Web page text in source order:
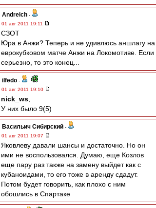
Andreich -
01 авг 2011 19:11
СЗОТ
Юра в Анжи? Теперь и не удивлюсь аншлагу на
еврокубковом матче Анжи на Локомотиве. Если
серьезно, то это конец...
ilfedo -
01 авг 2011 19:10
nick_ws
У них было 9(5)
Васильич Сибирский -
01 авг 2011 19:07
Яковлеву давали шансы и достаточно. Но он
ими не воспользовался. Думаю, еще Козлов
еще пару раз также на замену выйдет как с
кубаноидами, то его тоже в аренду сдадут.
Потом будет говорить, как плохо с ним
обошлись в Спартаке